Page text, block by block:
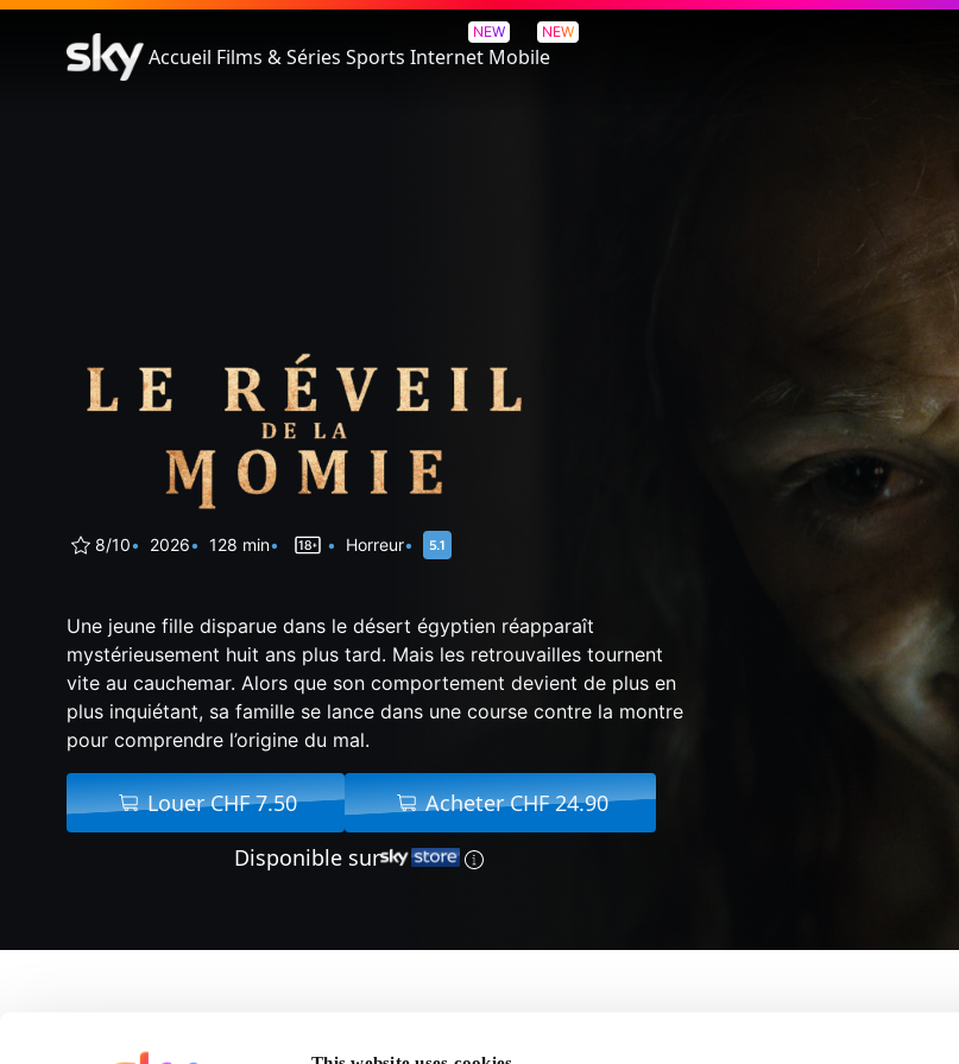
Accueil Films & Séries Sports
NEW
Internet
NEW
Mobile
Le Réveil De La Momie
8/10 2026 128 min Horreur
Une jeune fille disparue dans le désert égyptien réapparaît
mystérieusement huit ans plus tard. Mais les retrouvailles tournent
vite au cauchemar. Alors que son comportement devient de plus en
plus inquiétant, sa famille se lance dans une course contre la montre
pour comprendre l’origine du mal.
Louer CHF 7.50
Acheter CHF 24.90
Disponible sur